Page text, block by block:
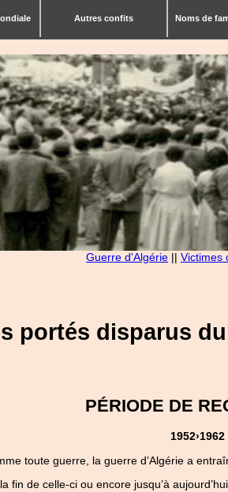
Autres confits Noms de
Guerre d'Algérie || Victimes
portés disparus
PÉRIODE DE
1952›1962
toute guerre, la guerre d’Algérie a
de celle-ci ou encore jusqu’à